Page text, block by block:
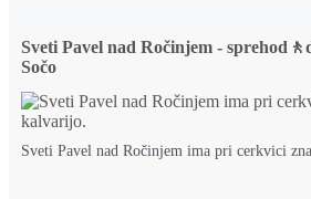
Sveti Pavel nad Ročinjem -
Sočo
Sveti Pavel nad Ročinjem ima pri cerkvici